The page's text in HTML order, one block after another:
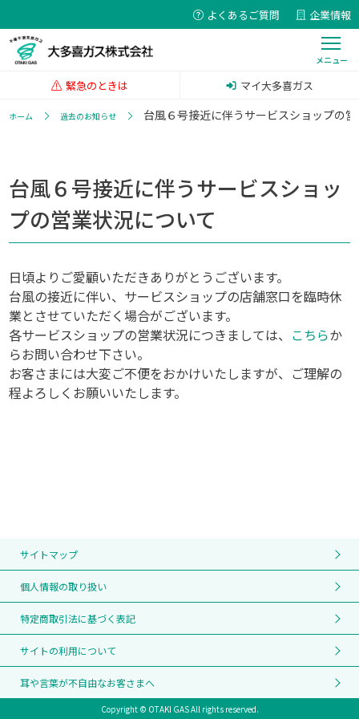
よくあるご質問 企業情報
緊急のときは マイ大多喜ガス
ホーム 過去のお知らせ 台風６号接近に伴うサービスショップの
台風６号接近に伴うサービスショッ
プの営業状況について
日頃よりご愛顧いただきありがとうございます。
台風の接近に伴い、サービスショップの店舗窓口を臨時休
業とさせていただく場合がございます。
各サービスショップの営業状況につきましては、 こちらか
らお問い合わせ下さい。
お客さまには大変ご不便をおかけいたしますが、ご理解の
程よろしくお願いいたします。
サイトマップ
個人情報の取り扱い
特定商取引法に基づく表記
サイトの利用について
耳や言葉が不自由なお客さまへ
Copyright © OTAKI GAS All rights reserved.